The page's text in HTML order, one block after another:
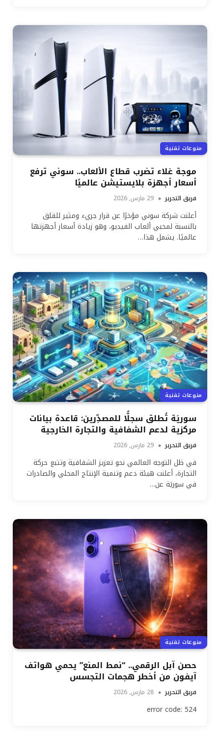
منوعات تقنية
موجة غلاء تضرب قطاع الألعاب.. سوني ترفع
أسعار أجهزة بلايستيشن عالميًا
فريق التحرير 29 مارس, 2026
أعلنت شركة سوني مؤخرًا عن قرار جريء ومثير للقلق
بالنسبة لمحبي ألعاب الفيديو، وهو زيادة أسعار أجهزتها
عالميًا. يشمل هذا…
منوعات تقنية
سوريَة تُطلق سجلًّا للمصدِّرين: قاعدة بيانات
مركزية لدعم الشفافية والتجارة الخارجية
فريق التحرير 29 مارس, 2026
في ظل التوجه العالمي نحو تعزيز الشفافية وتتبع حركة
التجارة، أعلنت هيئة دعم وتنمية الإنتاج المحلي والصادرات
في سوريَة عن…
منوعات تقنية
حصن آبل الرقمي.. “نمط المنع” يحمي هواتف
آيفون من أخطر هجمات التجسس
فريق التحرير 28 مارس, 2026
error code: 524